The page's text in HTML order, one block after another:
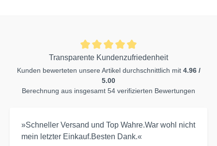
Transparente Kundenzufriedenheit
Kunden bewerteten unsere Artikel durchschnittlich mit 4.96 /
5.00
Berechnung aus insgesamt 54 verifizierten Bewertungen
»Schneller Versand und Top Wahre.War wohl nicht
mein letzter Einkauf.Besten Dank.«